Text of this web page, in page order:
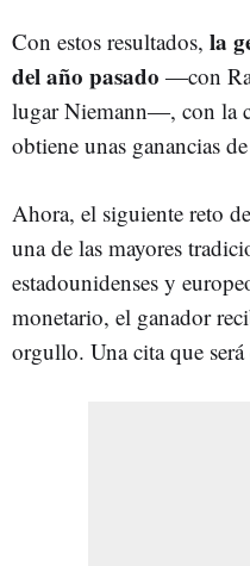
Con estos resultados, la
del año pasado ―con
lugar Niemann―, con la
obtiene unas ganancias
Ahora, el siguiente reto
una de las mayores
estadounidenses y
monetario, el ganador
orgullo. Una cita que será